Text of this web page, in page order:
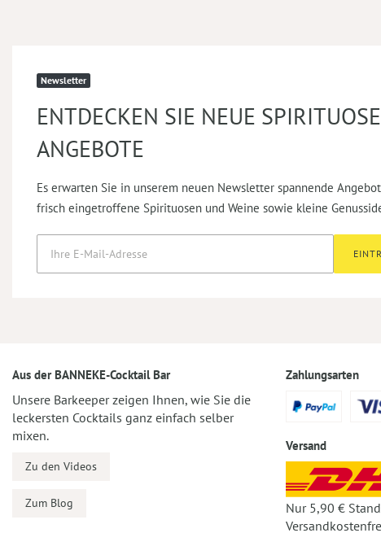
Newsletter
ENTDECKEN SIE NEUE
ANGEBOTE
Es erwarten Sie in unserem neuen Newsletter spannende
frisch eingetroffene Spirituosen und Weine sowie kleine
Aus der BANNEKE-Cocktail Bar
Unsere Barkeeper zeigen Ihnen, wie Sie die
leckersten Cocktails ganz einfach selber
mixen.
Zu den Videos
Zum Blog
Zahlungsarten
Versand
Nur 5,90 €